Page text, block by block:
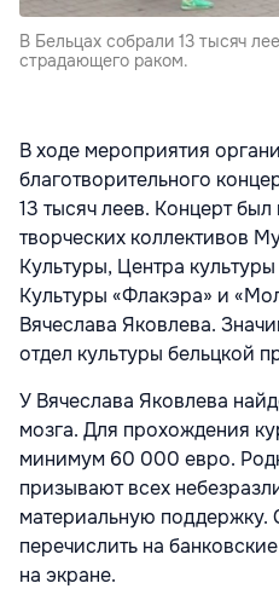
В Бельцах собрали 13 тысяч
страдающего раком.
В ходе мероприятия
благотворительного
13 тысяч леев. Концерт
творческих коллективов
Культуры, Центра
Культуры «Флакэра» и
Вячеслава Яковлева.
отдел культуры бельцкой
У Вячеслава Яковлева
мозга. Для прохождения
минимум 60 000 евро.
призывают всех
материальную поддержку.
перечислить на
на экране.